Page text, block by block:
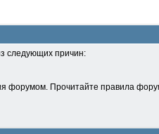
следующих причин:
форумом. Прочитайте правила